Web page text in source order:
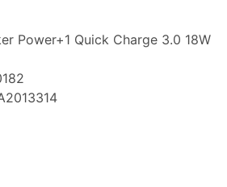
Power+1 Quick Charge 3.0 18W